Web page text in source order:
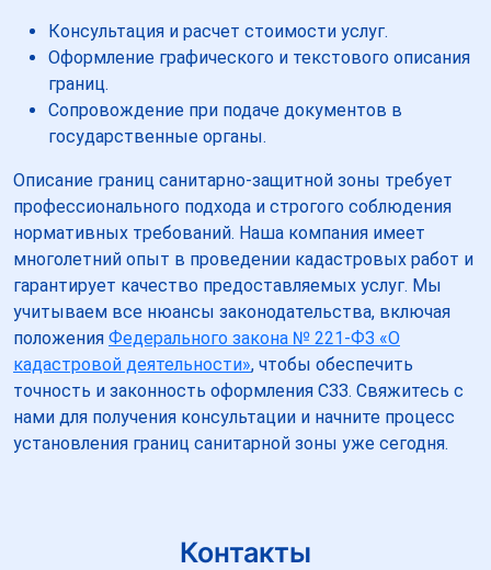
Консультация и расчет стоимости услуг.
Оформление графического и текстового описания
границ.
Сопровождение при подаче документов в
государственные органы.
Описание границ санитарно-защитной зоны требует
профессионального подхода и строгого соблюдения
нормативных требований. Наша компания имеет
многолетний опыт в проведении кадастровых работ и
гарантирует качество предоставляемых услуг. Мы
учитываем все нюансы законодательства, включая
положения Федерального закона № 221-ФЗ «О
кадастровой деятельности», чтобы обеспечить
точность и законность оформления СЗЗ. Свяжитесь с
нами для получения консультации и начните процесс
установления границ санитарной зоны уже сегодня.
Контакты